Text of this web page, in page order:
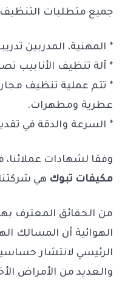
جميع متطلبات التنظيف
* المهنية، المدربين
* آلة تنظيف الأنابيب
* تتم عملية تنظيف
عطرية ومطهرات.
* السرعة والدقة في
وفقا لشهادات
مكيفات تبوك هي
من الحقائق المعترف
الهوائية أن المسالك
الرئيسي لانتشار
والعديد من الأمراض